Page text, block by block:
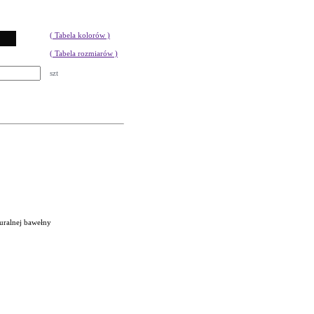
( Tabela kolorów )
( Tabela rozmiarów )
szt
bawełny